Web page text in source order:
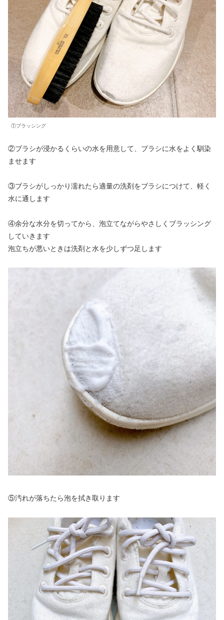
①ブラッシング
②ブラシが浸かるくらいの水を用意して、ブラシに水をよく馴染
ませます
③ブラシがしっかり濡れたら適量の洗剤をブラシにつけて、軽く
水に通します
④余分な水分を切ってから、泡立てながらやさしくブラッシング
していきます
泡立ちが悪いときは洗剤と水を少しずつ足します
⑤汚れが落ちたら泡を拭き取ります